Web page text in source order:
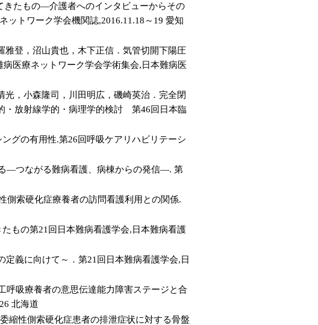
きたもの―介護者へのインタビューからその
ットワーク学会機関誌,2016.11.18～19 愛知
登，沼山貴也，木下正信．気管切開下陽圧
医療ネットワーク学会学術集会,日本難病医
，小森隆司，川田明広，磯崎英治．完全閉
・放射線学的・病理学的検討 第46回日本臨
グの有用性.第26回呼吸ケアリハビリテーシ
―つながる難病看護、病棟からの発信―. 第
側索硬化症療養者の訪問看護利用との関係.
もの第21回日本難病看護学会,日本難病看護
義に向けて～．第21回日本難病看護学会,日
呼吸療養者の意思伝達能力障害ステージと合
北海道
縮性側索硬化症患者の排泄症状に対する骨盤